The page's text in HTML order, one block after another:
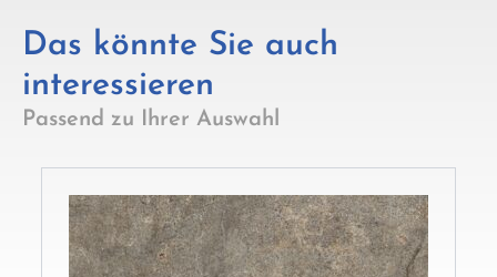
Das könnte Sie auch
interessieren